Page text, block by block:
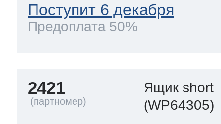
Поступит 6 декабря
Предоплата 50%
2421
Ящик short
(WP64305)